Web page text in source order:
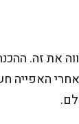
האפייה